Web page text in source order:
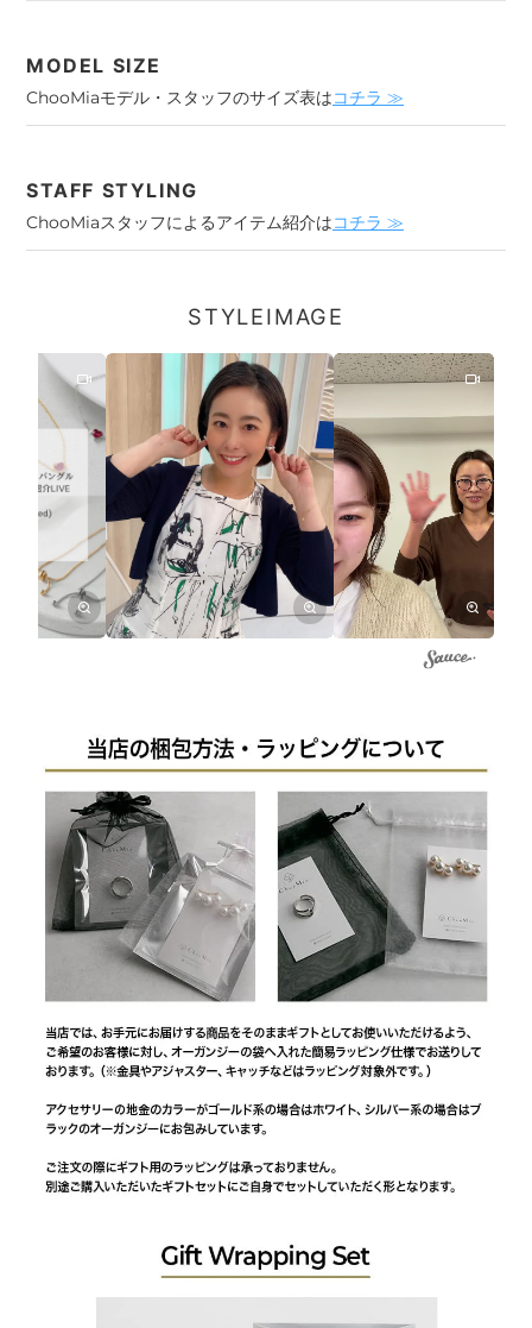
MODEL SIZE
ChooMiaモデル・スタッフのサイズ表はコチラ ≫
STAFF STYLING
ChooMiaスタッフによるアイテム紹介はコチラ ≫
STYLEIMAGE